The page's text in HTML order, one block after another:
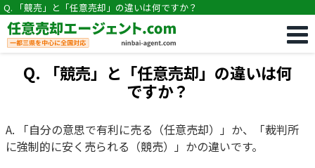
Q. 「競売」と「任意売却」の違いは何ですか？
Q. 「競売」と「任意売却」の違いは何
ですか？
A. 「自分の意思で有利に売る（任意売却）」か、「裁判所
に強制的に安く売られる（競売）」かの違いです。